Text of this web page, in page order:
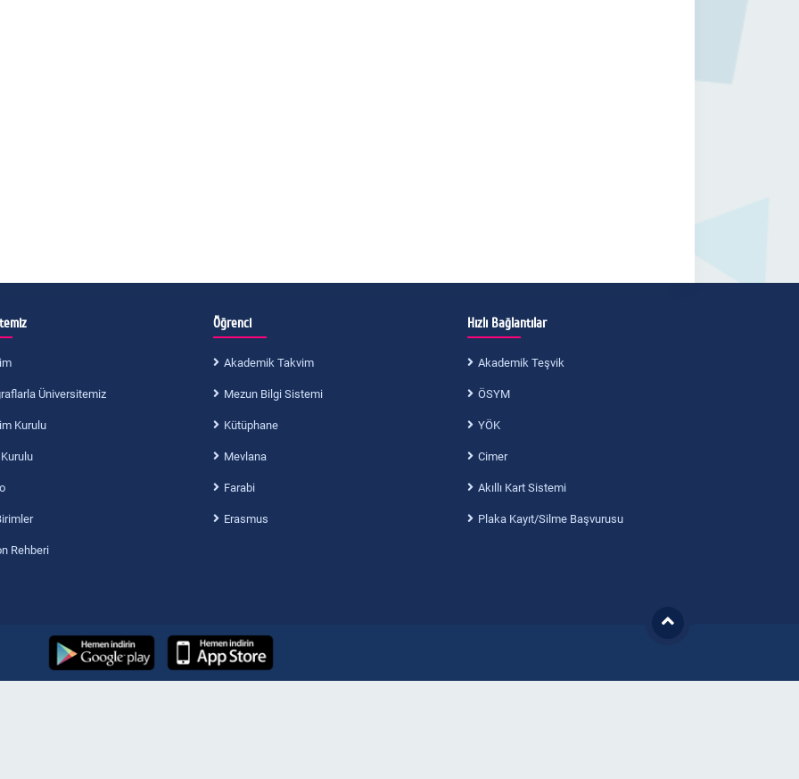
Üniversitemiz
Kurulu
Rehberi
Öğrenci
Akademik Takvim
Mezun Bilgi Sistemi
Kütüphane
Mevlana
Farabi
Erasmus
Hızlı Bağlantılar
Akademik Teşvik
ÖSYM
YÖK
Cimer
Akıllı Kart Sistemi
Plaka Kayıt/Silme Başvurusu